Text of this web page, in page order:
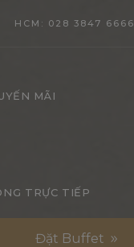
HCM: 028 3847 6666
MÃI
TRỰC TIẾP
Đặt Buffet